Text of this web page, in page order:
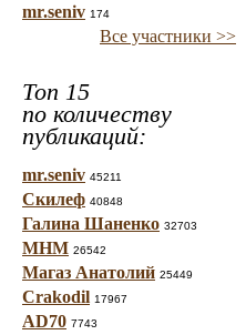
mr.seniv 174
Все участники >>
Топ 15
по количеству
публикаций:
mr.seniv 45211
Скилеф 40848
Галина Шаненко 32703
МНМ 26542
Магаз Анатолий 25449
Crakodil 17967
AD70 7743